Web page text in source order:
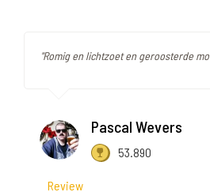
"Romig en lichtzoet en geroosterde
Pascal Wevers
53.890
Review